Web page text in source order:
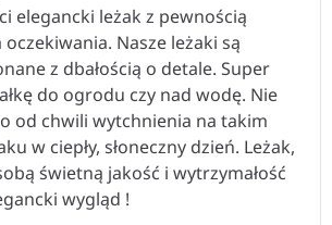
elegancki leżak z pewnością
oczekiwania. Nasze leżaki są
z dbałością o detale. Super
do ogrodu czy nad wodę. Nie
od chwili wytchnienia na takim
w ciepły, słoneczny dzień. Leżak,
świetną jakość i wytrzymałość
wygląd !